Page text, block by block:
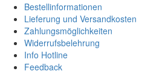
Bestellinformationen
Lieferung und Versandkosten
Zahlungsmöglichkeiten
Widerrufsbelehrung
Info Hotline
Feedback